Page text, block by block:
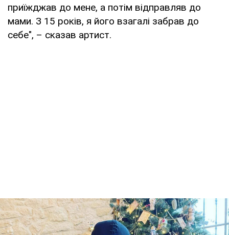
приїжджав до мене, а потім відправляв до
мами. З 15 років, я його взагалі забрав до
себе", – сказав артист.